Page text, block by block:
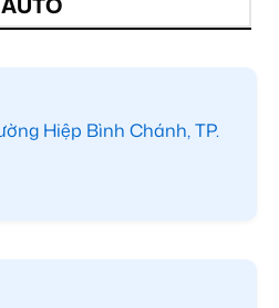
Hiệp Bình Chánh, TP.